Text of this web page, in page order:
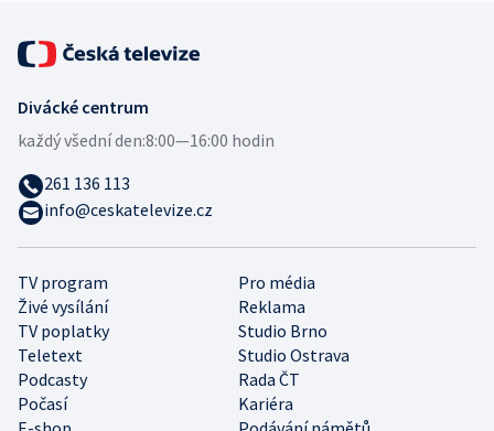
TV program
Pro média
Živé vysílání
Reklama
TV poplatky
Studio Brno
Teletext
Studio Ostrava
Podcasty
Rada ČT
Počasí
Kariéra
Divácké centrum
každý všední den:8:00—16:00 hodin
261 136 113
info@ceskatelevize.cz